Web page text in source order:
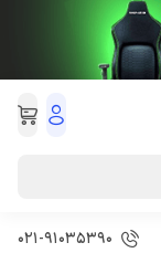
021-91035390